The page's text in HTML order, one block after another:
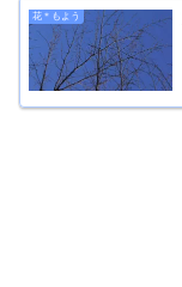
花＊もよう